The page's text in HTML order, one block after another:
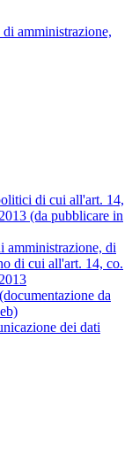
amministrazione,
di cui all'art. 14,
(da pubblicare in
amministrazione, di
di cui all'art. 14, co.
da
dei dati